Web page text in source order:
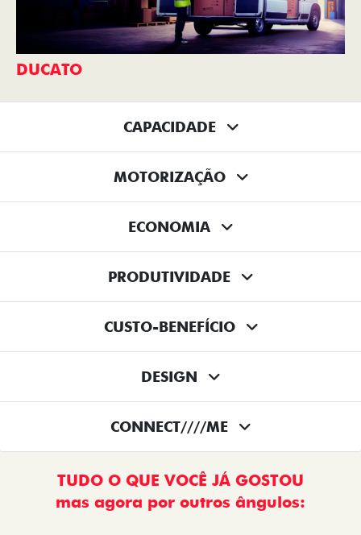
DUCATO
CAPACIDADE
MOTORIZAÇÃO
ECONOMIA
PRODUTIVIDADE
CUSTO-BENEFÍCIO
DESIGN
CONNECT////ME
TUDO O QUE VOCÊ JÁ GOSTOU
mas agora por outros ângulos: